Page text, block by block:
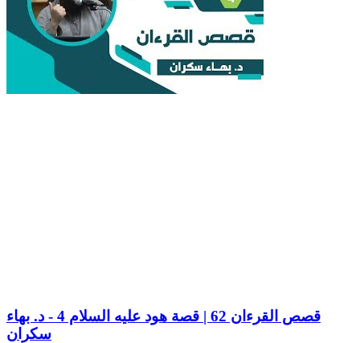
قصص القرءان 62 | قصة هود عليه السلام 4 - د. بهاء
سكران